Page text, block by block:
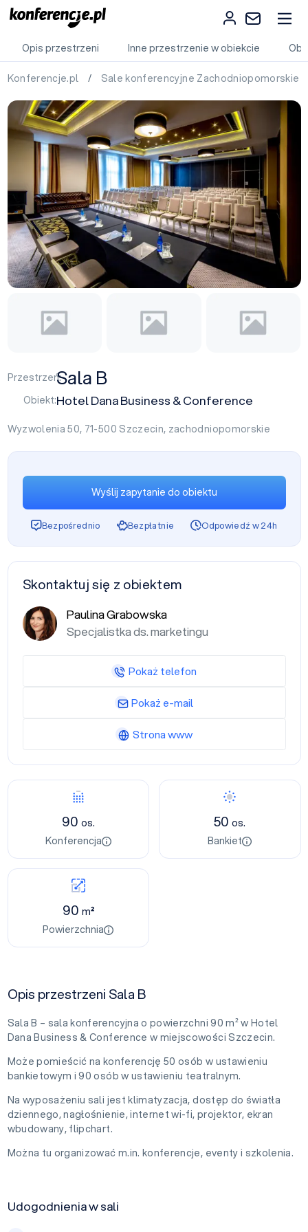
Opis przestrzeni Inne przestrzenie w obiekcie
Konferencje.pl / Sale konferencyjne Zachodniopomorskie
Przestrzeń:Sala B
Obiekt:Hotel Dana Business & Conference
Wyzwolenia 50, 71-500 Szczecin, zachodniopomorskie
90 os.
Konferencja
50os.
Bankiet
90 m²
Powierzchnia
Opis przestrzeni Sala B
Sala B – sala konferencyjna o powierzchni 90 m² w Hotel
Dana Business & Conference w miejscowości Szczecin.
Może pomieścić na konferencję 50 osób w ustawieniu
bankietowym i 90 osób w ustawieniu teatralnym.
Na wyposażeniu sali jest klimatyzacja, dostęp do światła
dziennego, nagłośnienie, internet wi-fi, projektor, ekran
wbudowany, flipchart.
Można tu organizować m.in. konferencje, eventy i szkolenia.
Udogodnienia w sali
Wyślij zapytanie do obiektu
Bezpośrednio Bezpłatnie Odpowiedź w 24h
Skontaktuj się z obiektem
Paulina Grabowska
Specjalistka ds. marketingu
Pokaż telefon
Pokaż e-mail
Strona www